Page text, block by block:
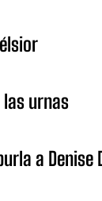
las urnas
a Denise